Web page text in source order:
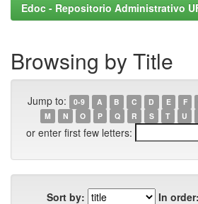
Edoc - Repositorio Administrativo
Browsing by Title
Jump to: 0-9 A B C D E F
M
N O P Q R S T U
or enter first few letters:
Sort by:
In order: